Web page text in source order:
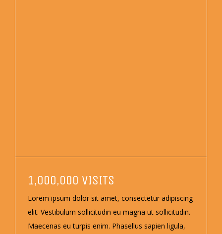
1,000,000 VISITS
Lorem ipsum dolor sit amet, consectetur adipiscing
elit. Vestibulum sollicitudin eu magna ut sollicitudin.
Maecenas eu turpis enim. Phasellus sapien ligula,